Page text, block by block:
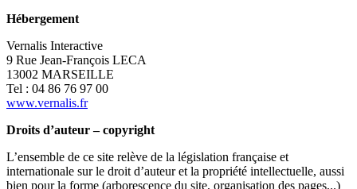
Hébergement
Vernalis Interactive
9 Rue Jean-François LECA
13002 MARSEILLE
Tel : 04 86 76 97 00
www.vernalis.fr
Droits d’auteur – copyright
L’ensemble de ce site relève de la législation française et
internationale sur le droit d’auteur et la propriété intellectuelle, aussi
bien pour la forme (arborescence du site, organisation des pages,..)